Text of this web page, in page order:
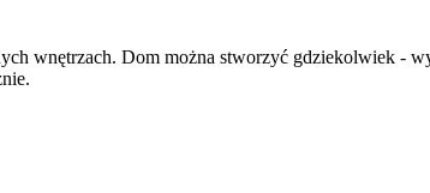
wnętrzach. Dom można stworzyć gdziekolwiek -